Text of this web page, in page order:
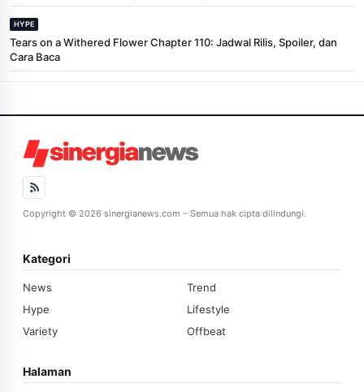
HYPE
Tears on a Withered Flower Chapter 110: Jadwal Rilis, Spoiler, dan
Cara Baca
Copyright © 2026 sinergianews.com – Semua hak cipta dilindungi.
Kategori
News
Trend
Hype
Lifestyle
Variety
Offbeat
Halaman